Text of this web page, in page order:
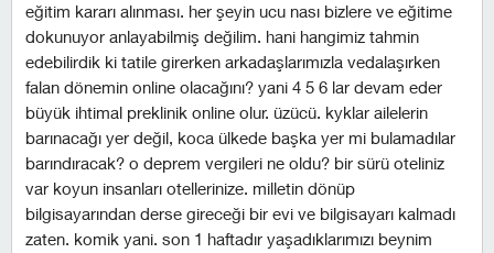
eğitim kararı alınması. her şeyin ucu nası bizlere ve eğitime
dokunuyor anlayabilmiş değilim. hani hangimiz tahmin
edebilirdik ki tatile girerken arkadaşlarımızla vedalaşırken
falan dönemin online olacağını? yani 4 5 6 lar devam eder
büyük ihtimal preklinik online olur. üzücü. kyklar ailelerin
barınacağı yer değil, koca ülkede başka yer mi bulamadılar
barındıracak? o deprem vergileri ne oldu? bir sürü oteliniz
var koyun insanları otellerinize. milletin dönüp
bilgisayarından derse gireceği bir evi ve bilgisayarı kalmadı
zaten. komik yani. son 1 haftadır yaşadıklarımızı beynim